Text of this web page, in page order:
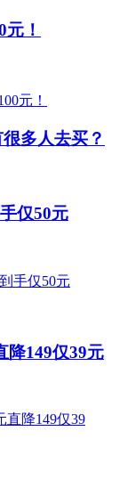
！
多人去买？
仅50元
降149仅39元